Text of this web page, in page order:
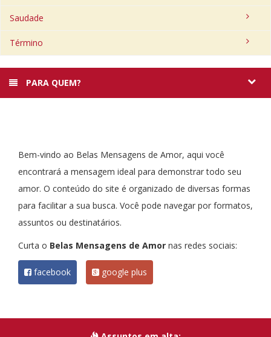
Saudade
Término
PARA QUEM?
Bem-vindo ao Belas Mensagens de Amor, aqui você
encontrará a mensagem ideal para demonstrar todo seu
amor. O conteúdo do site é organizado de diversas formas
para facilitar a sua busca. Você pode navegar por formatos,
assuntos ou destinatários.
Curta o Belas Mensagens de Amor nas redes sociais:
facebook google plus